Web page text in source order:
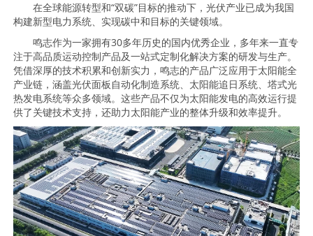
在全球能源转型和“双碳”目标的推动下，光伏产业已成为我国
构建新型电力系统、实现碳中和目标的关键领域。
鸣志作为一家拥有30多年历史的国内优秀企业，多年来一直专
注于高品质运动控制产品及一站式定制化解决方案的研发与生产。
凭借深厚的技术积累和创新实力，鸣志的产品广泛应用于太阳能全
产业链，涵盖光伏面板自动化制造系统、太阳能追日系统、塔式光
热发电系统等众多领域。这些产品不仅为太阳能发电的高效运行提
供了关键技术支持，还助力太阳能产业的整体升级和效率提升。